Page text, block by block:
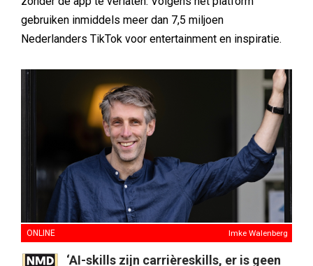
gebruiken inmiddels meer dan 7,5 miljoen
Nederlanders TikTok voor entertainment en inspiratie.
ONLINE Imke Walenberg
‘AI-skills zijn carrièreskills, er is geen